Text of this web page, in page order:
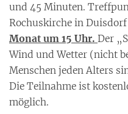
und 45 Minuten.
Rochuskirche in Duisdorf
Monat um 15 Uhr. Der
Wind und Wetter (nicht
Menschen jeden Alters
Die Teilnahme ist
möglich.